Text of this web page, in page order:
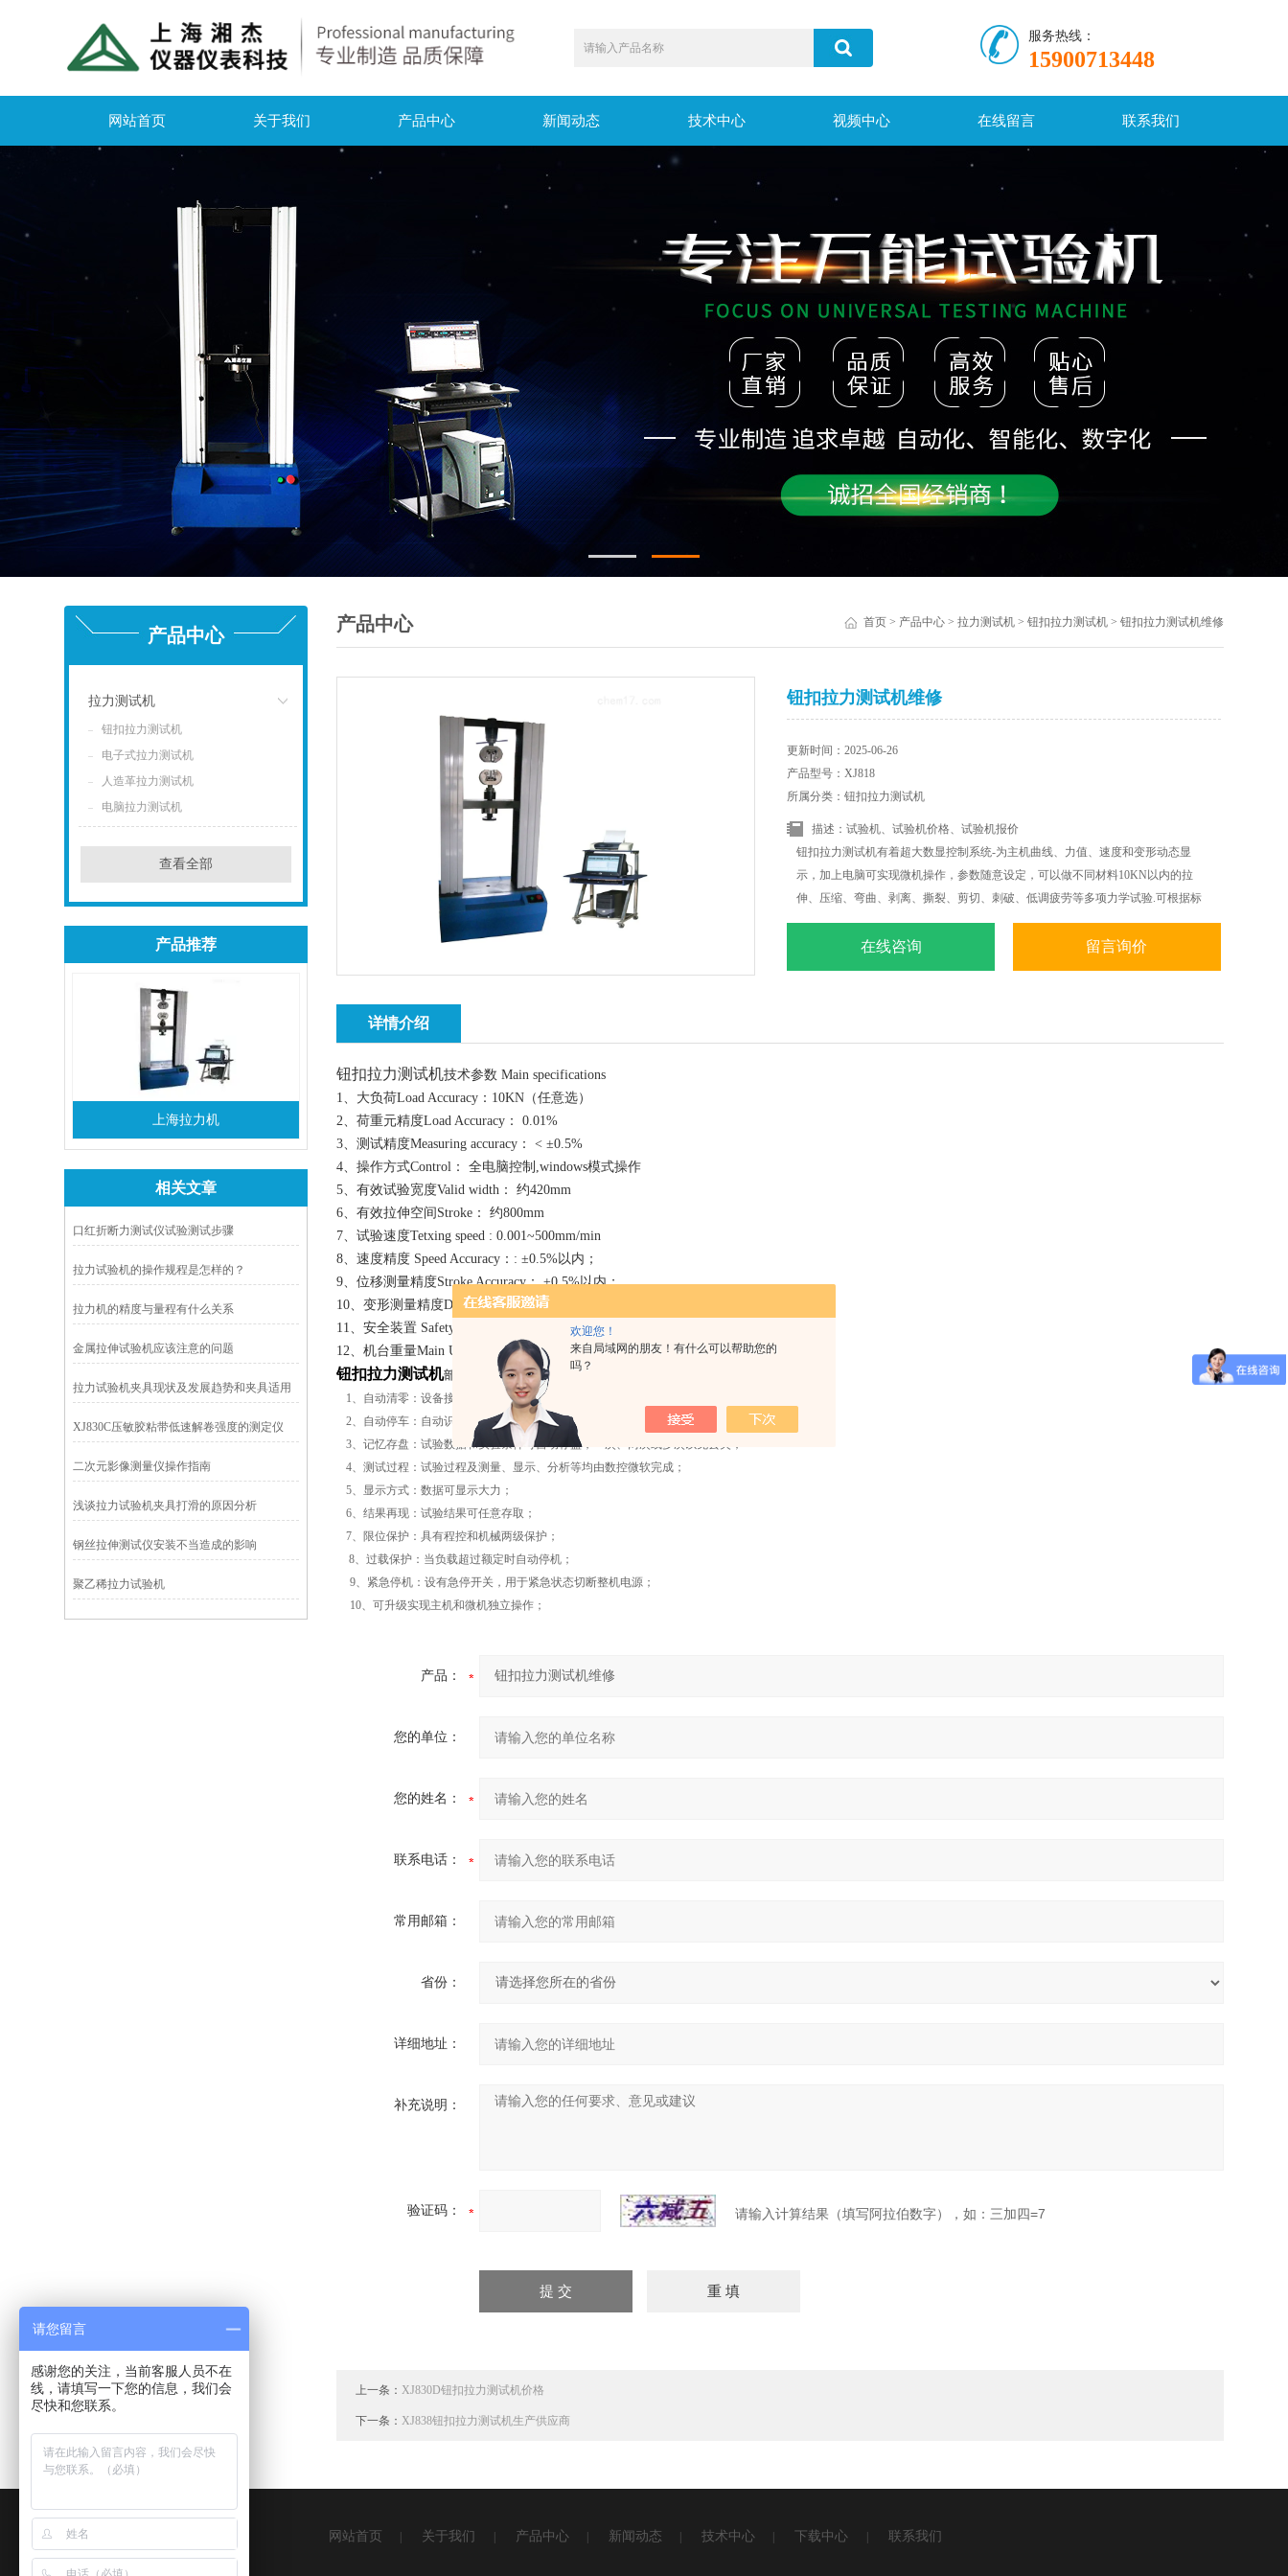
欢迎您！
来自局域网的朋友！有什么可以帮助您的
吗？
服务热线：
15900713448
网站首页 关于我们 产品中心 新闻动态 技术中心 视频中心 在线留言 联系我们
产品中心
拉力测试机
钮扣拉力测试机
电子式拉力测试机
人造革拉力测试机
电脑拉力测试机
查看全部
产品推荐
上海拉力机
相关文章
口红折断力测试仪试验测试步骤
拉力试验机的操作规程是怎样的？
拉力机的精度与量程有什么关系
金属拉伸试验机应该注意的问题
拉力试验机夹具现状及发展趋势和夹具适用
XJ830C压敏胶粘带低速解卷强度的测定仪
二次元影像测量仪操作指南
浅谈拉力试验机夹具打滑的原因分析
钢丝拉伸测试仪安装不当造成的影响
聚乙稀拉力试验机
产品中心 首页> 产品中心> 拉力测试机> 钮扣拉力测试机> 钮扣拉力测试机维修
钮扣拉力测试机维修
更新时间：2025-06-26
产品型号：XJ818
所属分类：钮扣拉力测试机
描述：试验机、试验机价格、试验机报价
钮扣拉力测试机有着超大数显控制系统-为主机曲线、力值、速度和变形动态显
示，加上电脑可实现微机操作，参数随意设定，可以做不同材料10KN以内的拉
伸、压缩、弯曲、剥离、撕裂、剪切、刺破、低调疲劳等多项力学试验.可根据标
准ISO.JIS.ASTM.DIN等标准和国外标准进行试验和提供数据.
在线咨询 留言询价
详情介绍
钮扣拉力测试机技术参数 Main specifications
1、大负荷Load Accuracy：10KN（任意选）
2、荷重元精度Load Accuracy： 0.01%
3、测试精度Measuring accuracy： < ±0.5%
4、操作方式Control： 全电脑控制,windows模式操作
5、有效试验宽度Valid width： 约420mm
6、有效拉伸空间Stroke： 约800mm
7、试验速度Tetxing speed : 0.001~500mm/min
8、速度精度 Speed Accuracy：: ±0.5%以内；
9、位移测量精度Stroke Accuracy： ±0.5%以内；
10、变形测量精度Displacement Accuracy： ±0.5%以内
11、安全装置 Safety device： 电子限位保护，紧急停止键 Safeguard stroke
12、机台重量Main Unit Weight ： 约240kg
钮扣拉力测试机部分更新功能：
1、自动清零：设备接到指令，测量系统便自动清零；
2、自动停车：自动识别试验大力，断裂后自动停车；
3、记忆存盘：试验数据和实验条件可自动存盘，一次、两次或多次以免丢失；
4、测试过程：试验过程及测量、显示、分析等均由数控微软完成；
5、显示方式：数据可显示大力；
6、结果再现：试验结果可任意存取；
7、限位保护：具有程控和机械两级保护；
8、过载保护：当负载超过额定时自动停机；
9、紧急停机：设有急停开关，用于紧急状态切断整机电源；
10、可升级实现主机和微机独立操作；
产品：
您的单位：
您的姓名：
联系电话：
常用邮箱：
省份：
详细地址：
补充说明：
验证码： 请输入计算结果（填写阿拉伯数字），如：三加四=7
上一条：XJ830D钮扣拉力测试机价格
下一条：XJ838钮扣拉力测试机生产供应商
网站首页 关于我们 产品中心 新闻动态 技术中心 下载中心 联系我们
请您留言
感谢您的关注，当前客服人员不在
线，请填写一下您的信息，我们会
尽快和您联系。